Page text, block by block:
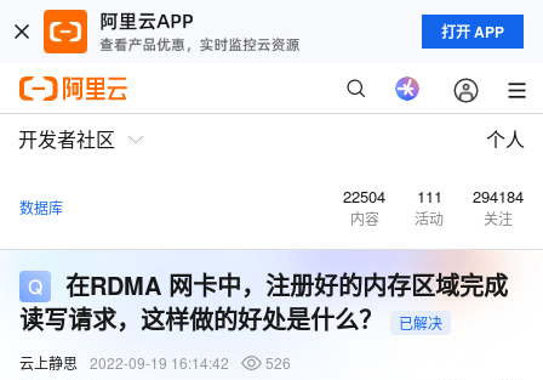
打开 APP
开发者社区 个人
数据库 22504
内容
111
活动
294184
关注
在RDMA 网卡中，注册好的内存区域完成
读写请求，这样做的好处是什么？
已解决
云上静思
2022-09-19 16:14:42
526